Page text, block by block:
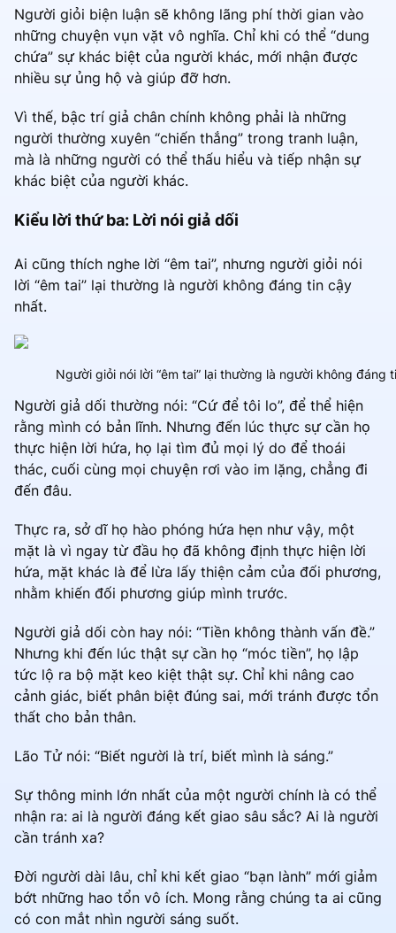
Người giỏi biện luận sẽ không lãng phí thời gian vào
những chuyện vụn vặt vô nghĩa. Chỉ khi có thể “dung
chứa” sự khác biệt của người khác, mới nhận được
nhiều sự ủng hộ và giúp đỡ hơn.
Vì thế, bậc trí giả chân chính không phải là những
người thường xuyên “chiến thắng” trong tranh luận,
mà là những người có thể thấu hiểu và tiếp nhận sự
khác biệt của người khác.
Kiểu lời thứ ba: Lời nói giả dối
Ai cũng thích nghe lời “êm tai”, nhưng người giỏi nói
lời “êm tai” lại thường là người không đáng tin cậy
nhất.
Người giỏi nói lời “êm tai” lại thường là người không đáng
Người giả dối thường nói: “Cứ để tôi lo”, để thể hiện
rằng mình có bản lĩnh. Nhưng đến lúc thực sự cần họ
thực hiện lời hứa, họ lại tìm đủ mọi lý do để thoái
thác, cuối cùng mọi chuyện rơi vào im lặng, chẳng đi
đến đâu.
Thực ra, sở dĩ họ hào phóng hứa hẹn như vậy, một
mặt là vì ngay từ đầu họ đã không định thực hiện lời
hứa, mặt khác là để lừa lấy thiện cảm của đối phương,
nhằm khiến đối phương giúp mình trước.
Người giả dối còn hay nói: “Tiền không thành vấn đề.”
Nhưng khi đến lúc thật sự cần họ “móc tiền”, họ lập
tức lộ ra bộ mặt keo kiệt thật sự. Chỉ khi nâng cao
cảnh giác, biết phân biệt đúng sai, mới tránh được tổn
thất cho bản thân.
Lão Tử nói: “Biết người là trí, biết mình là sáng.”
Sự thông minh lớn nhất của một người chính là có thể
nhận ra: ai là người đáng kết giao sâu sắc? Ai là người
cần tránh xa?
Đời người dài lâu, chỉ khi kết giao “bạn lành” mới giảm
bớt những hao tổn vô ích. Mong rằng chúng ta ai cũng
có con mắt nhìn người sáng suốt.